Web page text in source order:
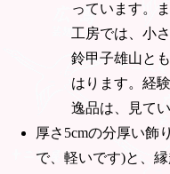
っています。
工房では、小
鈴甲子雄山と
はります。経
逸品は、見て
厚さ5cmの分厚い飾
で、軽いです)と、